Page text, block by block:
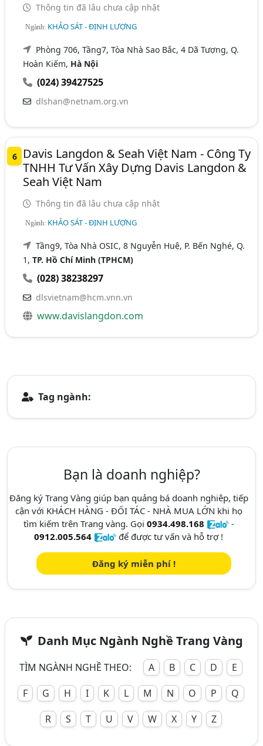
Thông tin đã lâu chưa cập nhật
Ngành: KHẢO SÁT - ĐỊNH LƯỢNG
Phòng 706, Tầng7, Tòa Nhà Sao Bắc, 4 Dã Tượng, Q.
Hoàn Kiếm, Hà Nội
(024) 39427525
dlshan@netnam.org.vn
6
Davis Langdon & Seah Việt Nam - Công Ty
TNHH Tư Vấn Xây Dựng Davis Langdon &
Seah Việt Nam
Thông tin đã lâu chưa cập nhật
Ngành: KHẢO SÁT - ĐỊNH LƯỢNG
Tầng9, Tòa Nhà OSIC, 8 Nguyễn Huệ, P. Bến Nghé, Q.
1,TP. Hồ Chí Minh (TPHCM)
(028) 38238297
dlsvietnam@hcm.vnn.vn
www.davislangdon.com
Tag ngành:
Bạn là doanh nghiệp?
Đăng ký Trang Vàng giúp bạn quảng bá doanh nghiêp, tiếp
cận với KHÁCH HÀNG - ĐỐI TÁC - NHÀ MUA LỚN khi họ
tìm kiếm trên Trang vàng. Gọi 0934.498.168
-
0912.005.564
để được tư vấn và hỗ trợ !
Đăng ký miễn phí !
Danh Mục Ngành Nghề Trang Vàng
TÌM NGÀNH NGHỀ THEO: A B C D
E
F
G H I K L M N O P
Q
R
S T U V W X Y Z